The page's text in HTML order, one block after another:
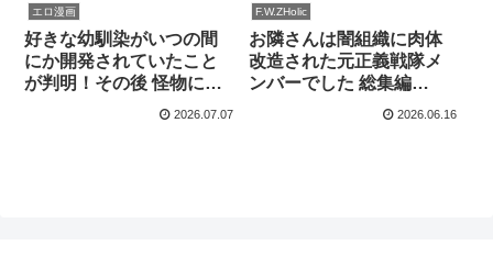
エロ漫画
好きな幼馴染がいつの間
にか開発されていたこと
が判明！その後 怪物に犯●
れるのを目撃！その男は
2026.07.07
F.W.ZHolic
お隣さんは闇組織に肉体
改造された元正義戦隊メ
ンバーでした 総集編
2026.06.16